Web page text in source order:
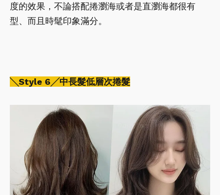
度的效果，不論搭配捲瀏海或者是直瀏海都很有
型、而且時髦印象滿分。
╲Style 6╱中長髮低層次捲髮